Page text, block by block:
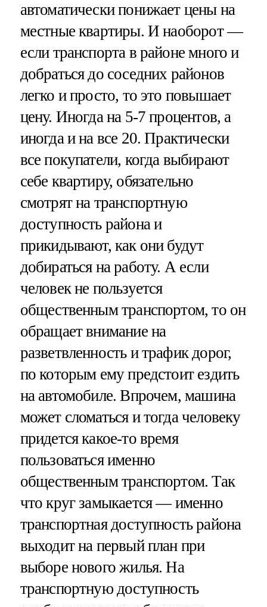
автоматически понижает цены на
местные квартиры. И наоборот —
если транспорта в районе много и
добраться до соседних районов
легко и просто, то это повышает
цену. Иногда на 5-7 процентов, а
иногда и на все 20. Практически
все покупатели, когда выбирают
себе квартиру, обязательно
смотрят на транспортную
доступность района и
прикидывают, как они будут
добираться на работу. А если
человек не пользуется
общественным транспортом, то он
обращает внимание на
разветвленность и трафик дорог,
по которым ему предстоит ездить
на автомобиле. Впрочем, машина
может сломаться и тогда человеку
придется какое-то время
пользоваться именно
общественным транспортом. Так
что круг замыкается — именно
транспортная доступность района
выходит на первый план при
выборе нового жилья. На
транспортную доступность